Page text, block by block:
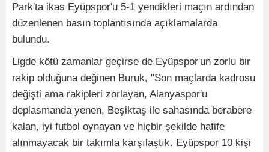
Park'ta ikas Eyüpspor'u 5-1 yendikleri maçın ardından
düzenlenen basın toplantısında açıklamalarda
bulundu.
Ligde kötü zamanlar geçirse de Eyüpspor'un zorlu bir
rakip olduğuna değinen Buruk, "Son maçlarda kadrosu
değişti ama rakipleri zorlayan, Alanyaspor'u
deplasmanda yenen, Beşiktaş ile sahasında berabere
kalan, iyi futbol oynayan ve hiçbir şekilde hafife
alınmayacak bir takımla karşılaştık. Eyüpspor 10 kişi